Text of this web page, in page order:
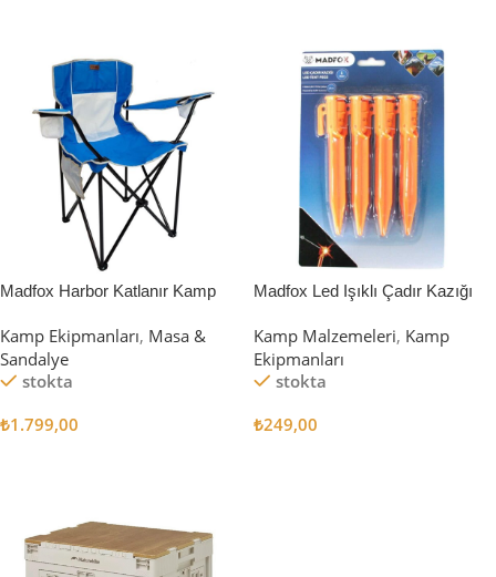
Madfox Harbor Katlanır Kamp
Kamp Ekipmanları, Masa &
Sandalye
stokta
₺1.799,00
Madfox Led Işıklı Çadır Kazığı
Kamp Malzemeleri, Kamp
Ekipmanları
stokta
₺249,00